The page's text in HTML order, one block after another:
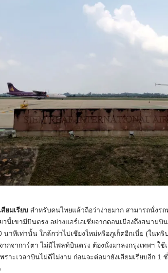
ยมเรียบสำหรับคนไทยแล้วถือว่าง่ายมาก สามารถนั่งร
วนี้เขามีบินตรง อย่างแอร์เอเชียจากดอนเมืองถึงสนามบิ
นาทีเท่านั้น ใกล้กว่าไปเชียงใหม่หรือภูเก็ตอีกเนี่ย (ในทริ
ากจาการ์ตา ไม่มีไฟลท์บินตรง ต้องนั่งมาลงกรุงเทพฯ ใ
ราะเวลาบินไม่ดีไม่งาม ก่อนจะต่อมายังเสียมเรียบอีก 1